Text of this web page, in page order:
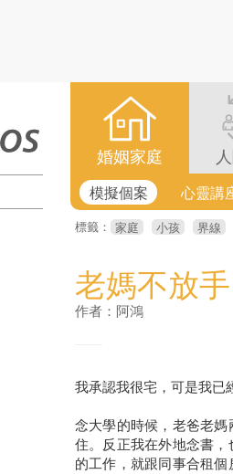
婚姻家庭
模擬個案 心靈講
標籤： 家庭 小孩 界線
老媽不放手
作者：阿鴻
我承認我很宅，可是我已
念大學的時候，老爸老
住。反正我在外地念書
的工作，就跟同事合租